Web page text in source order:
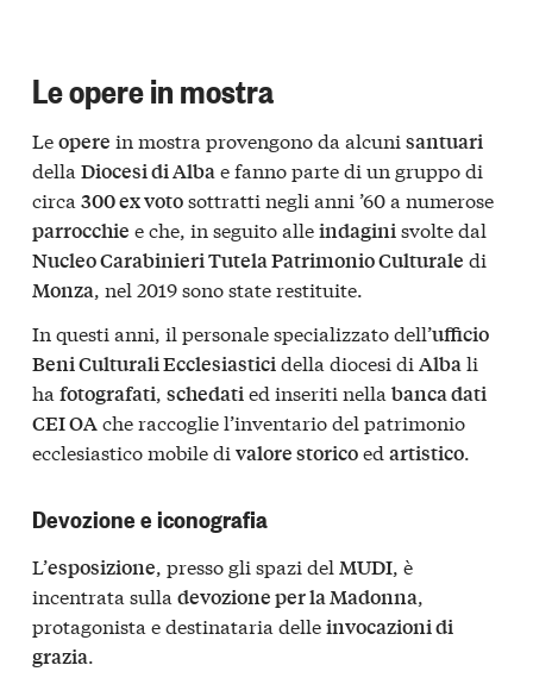
Le opere in mostra
Leopere in mostra provengono da alcuni santuari
della Diocesi di Alba e fanno parte di un gruppo di
circa 300 ex votosottratti negli anni ’60 a numerose
parrocchie e che, in seguito alleindagini svolte dal
Nucleo Carabinieri Tutela Patrimonio Culturale di
Monza , nel 2019 sono state restituite.
In questi anni, il personale specializzato dell’ufficio
Beni Culturali Ecclesiasticidella diocesi di Albali
ha fotografati, schedatied inseriti nella banca dati
CEI OAche raccoglie l’inventario del patrimonio
ecclesiastico mobile di valore storicoed artistico.
Devozione e iconografia
L’esposizione, presso gli spazi del MUDI, è
incentrata sulla devozione per la Madonna,
protagonista e destinataria delleinvocazioni di
grazia.